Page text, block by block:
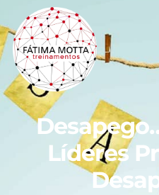
Líderes